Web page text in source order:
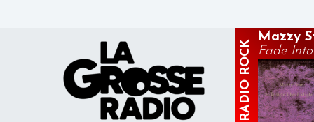
RADIO
ROCK
Mazzy
Fade